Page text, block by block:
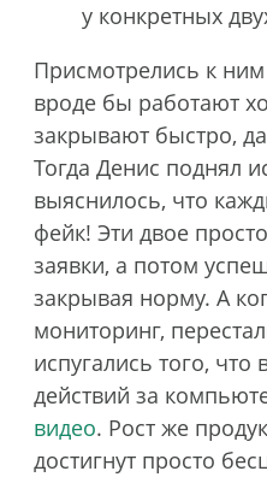
у конкретных
Присмотрелись к
вроде бы работают
закрывают быстро,
Тогда Денис поднял
выяснилось, что
фейк! Эти двое
заявки, а потом
закрывая норму. А
мониторинг,
испугались того, что
действий за
видео. Рост же
достигнут просто